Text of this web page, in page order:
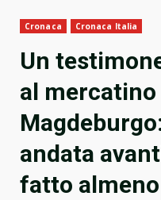
Cronaca Cronaca Italia
Un
al
andata
fatto